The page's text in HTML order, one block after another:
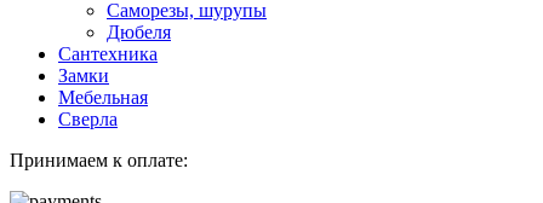
Саморезы, шурупы
Дюбеля
Сантехника
Замки
Мебельная
Сверла
Принимаем к оплате: